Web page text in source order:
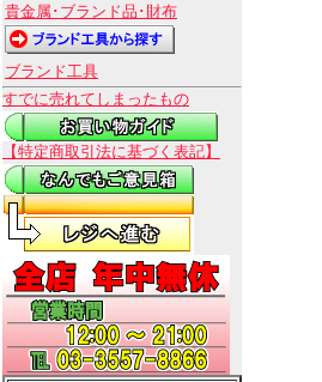
貴金属･ブランド品･財布
ブランド工具
すでに売れてしまったもの
【特定商取引法に基づく表記】